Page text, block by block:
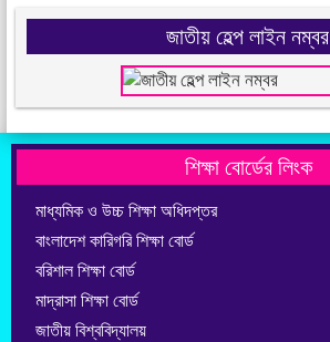
জাতীয় হেল্প লাইন নম্বর
শিক্ষা বোর্ডের লিংক
মাধ্যমিক ও উচ্চ শিক্ষা অধিদপ্তর
বাংলাদেশ কারিগরি শিক্ষা বোর্ড
বরিশাল শিক্ষা বোর্ড
মাদ্রাসা শিক্ষা বোর্ড
জাতীয় বিশ্ববিদ্যালয়